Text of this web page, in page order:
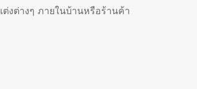
งต่างๆ ภายในบ้านหรือร้านค้า